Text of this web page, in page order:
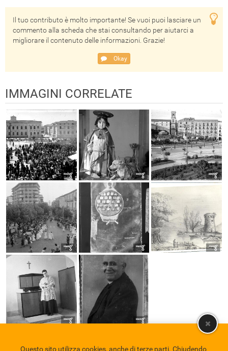
Il tuo contributo è molto importante! Se vuoi puoi lasciare un
commento alla scheda che stai consultando per aiutarci a
migliorare il contenuto delle informazioni. Grazie!
Okay
IMMAGINI CORRELATE
Questo sito utilizza cookies, anche di terze parti. Chiudendo